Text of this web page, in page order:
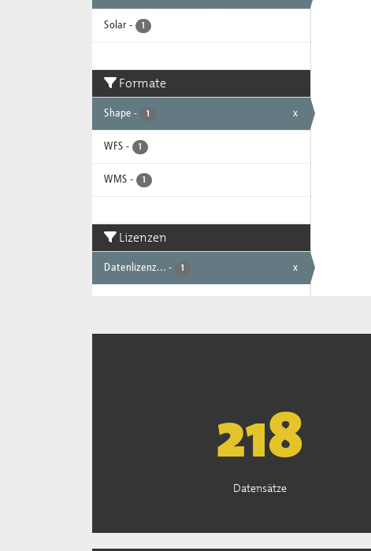
Solar - 1
Formate
Shape - 1 x
WFS - 1
WMS - 1
Lizenzen
Datenlizenz... - 1 x
221
Datensätze